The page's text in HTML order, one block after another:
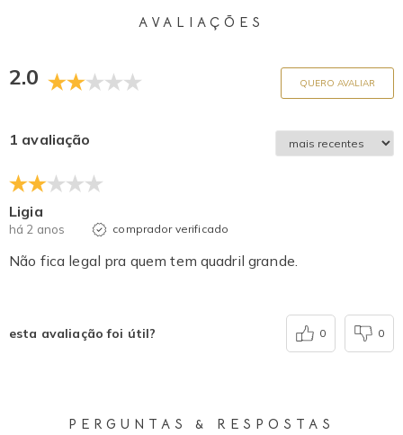
AVALIAÇÕES
2.0 QUERO AVALIAR
1 avaliação
Ligia
há 2 anos comprador verificado
Não fica legal pra quem tem quadril grande.
esta avaliação foi útil? 0 0
PERGUNTAS & RESPOSTAS